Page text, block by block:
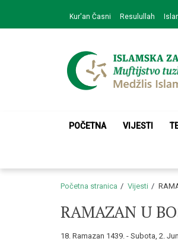
navigation
content
Kur'an Časni Resulullah
Medžlis
POČETNA VIJESTI
Početna stranica Vijesti
RAMAZAN U
18. Ramazan 1439. - Subota, 2.